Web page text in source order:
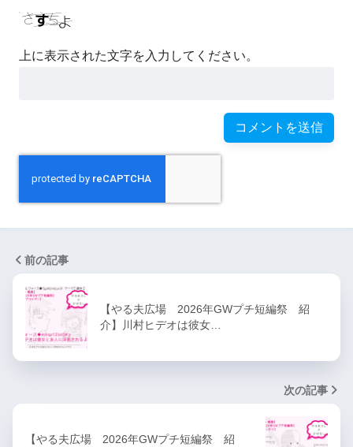
上に表示された文字を入力してください。
前の記事
【やる夫広場 2026年GWプチ短編祭 紹
介】川村ヒデオは彼女…
次の記事
【やる夫広場 2026年GWプチ短編祭 紹